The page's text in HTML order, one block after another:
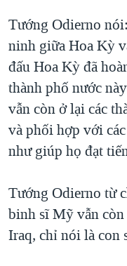
THỂ THAO
GIÁO DỤC
GROUND ZERO –
CHI PHÍ CHIẾN
CÁC GIÁ TRỊ CỘNG
THƯỢNG ĐỈNH
TRỊNH VĨNH BÌNH
NGƯ DÂN VIỆT VÀ
QUAN HỆ VIỆT MỸ
Tướng Odierno
ninh giữa Hoa Kỳ
đấu Hoa Kỳ đã
thành phố nước
vẫn còn ở lại các
và phối hợp với
như giúp họ đạt
Tướng Odierno từ
binh sĩ Mỹ vẫn
Iraq, chỉ nói là con